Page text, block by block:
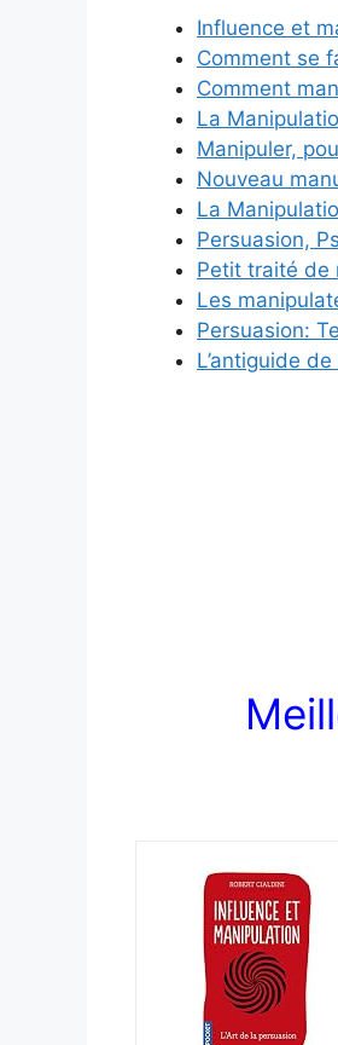
Influence et
Comment se
Comment
La
Manipuler,
Nouveau
La
Persuasion,
Petit traité de
Les
Persuasion:
L’antiguide